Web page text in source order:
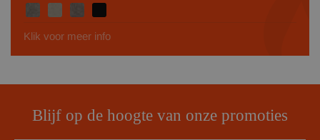
Klik voor meer info
Blijf op de hoogte van onze promoties